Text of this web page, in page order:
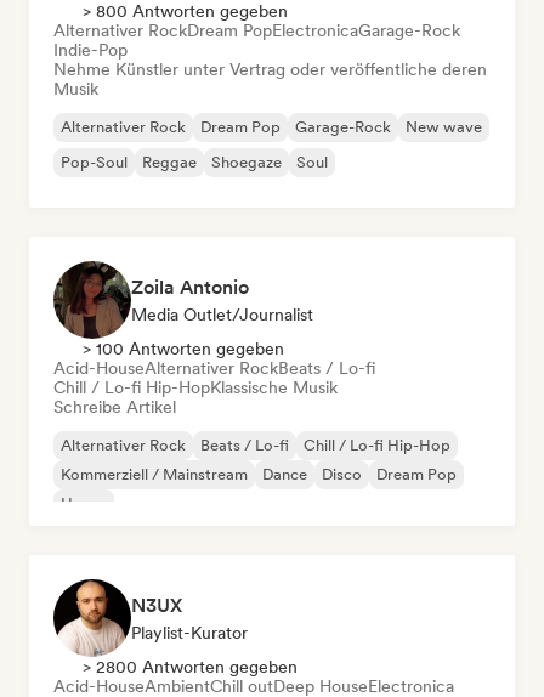
> 800 Antworten gegeben
Alternativer RockDream PopElectronicaGarage-Rock
Indie-Pop
Nehme Künstler unter Vertrag oder veröffentliche deren
Musik
Alternativer Rock Dream Pop Garage-Rock
New wave
Pop-Soul
Reggae Shoegaze Soul
Zoila Antonio
Media Outlet/Journalist
> 100 Antworten gegeben
Acid-HouseAlternativer RockBeats / Lo-fi
Chill / Lo-fi Hip-HopKlassische Musik
Schreibe Artikel
Alternativer Rock Beats / Lo-fi
Chill / Lo-fi Hip-Hop
Kommerziell / Mainstream
Dance Disco
Dream Pop
House
N3UX
Playlist-Kurator
> 2800 Antworten gegeben
Acid-HouseAmbientChill outDeep HouseElectronica